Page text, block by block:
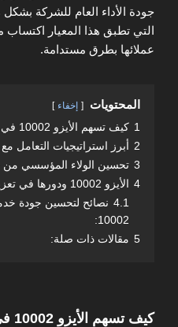
جودة الأداء العام للشركة
التي تطبق هذا المعيار
عملائها بطرق مستدامة.
المحتويات إخفاء
1 كيف تسهم الأيزو 10002 في تحسين رضا العملاء؟
2 أبرز استراتيجيات التعامل
3 تحسين الولاء المؤسسي من
4 الأيزو 10002 ودورها في تعزيز جودة خدمة العملاء
4.1 نصائح لتحسين جودة
10002:
5 مقالات ذات صلة:
كيف تسهم الأيزو 10002 في تحسين رضا العملاء؟